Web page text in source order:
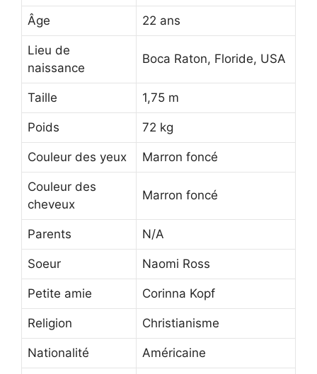
Âge 22 ans
Lieu de
naissance
Boca Raton, Floride, USA
Taille 1,75 m
Poids 72 kg
Couleur des yeux Marron foncé
Couleur des
cheveux
Marron foncé
Parents N/A
Soeur Naomi Ross
Petite amie Corinna Kopf
Religion Christianisme
Nationalité Américaine